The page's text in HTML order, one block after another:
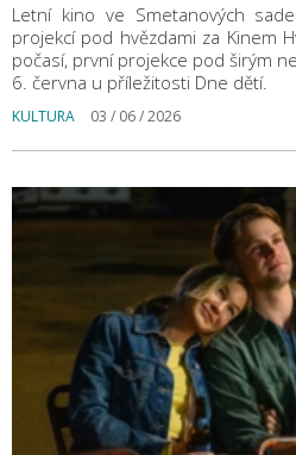
Letní kino ve Smetanových
projekcí pod hvězdami za Kinem
počasí, první projekce pod širým
6. června u příležitosti Dne dětí.
KULTURA 03 / 06 / 2026